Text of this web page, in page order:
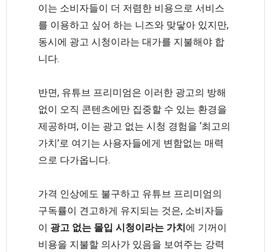
이는 소비자들이 더 저렴한 비용으로 서비스
를 이용하고 싶어 하는 니즈와 맞닿아 있지만,
동시에 광고 시청이라는 대가를 지불해야 합
니다.
반면, 유튜브 프리미엄은 이러한 광고의 방해
없이 오직 콘텐츠에만 집중할 수 있는 환경을
제공하며, 이는 광고 없는 시청 경험을 ‘최고의
가치’로 여기는 사용자들에게 변함없는 매력
으로 다가옵니다.
가격 인상에도 불구하고 유튜브 프리미엄의
구독률이 견고하게 유지되는 것은, 소비자들
이 광고 없는 몰입 시청이라는 가치 에 기꺼이
비용을 지불할 의사가 있음을 보여주는 강력